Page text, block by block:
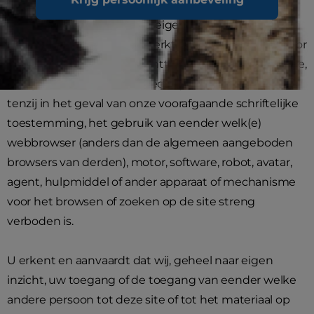
niet-commercieel gebruik, op voorwaarde dat u de
auteursrechten en andere eigendomsrechten
respecteert, maar niet beperkt tot omkadering of door
systematische gegevensonttrekking om een collectie,
compilatie, database of directory te creëren); en dat,
tenzij in het geval van onze voorafgaande schriftelijke
toestemming, het gebruik van eender welk(e)
webbrowser (anders dan de algemeen aangeboden
browsers van derden), motor, software, robot, avatar,
agent, hulpmiddel of ander apparaat of mechanisme
voor het browsen of zoeken op de site streng
verboden is.
U erkent en aanvaardt dat wij, geheel naar eigen
inzicht, uw toegang of de toegang van eender welke
andere persoon tot deze site of tot het materiaal op